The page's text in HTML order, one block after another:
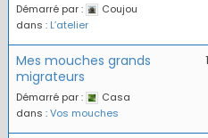
Démarré par :
Coujou
dans : L’atelier
Mes mouches grands
migrateurs
Démarré par :
Casa
dans :Vos mouches